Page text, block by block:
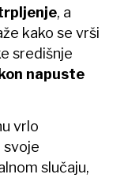
, a
kako se vrši
središnje
napuste
vrlo
svoje
slučaju,